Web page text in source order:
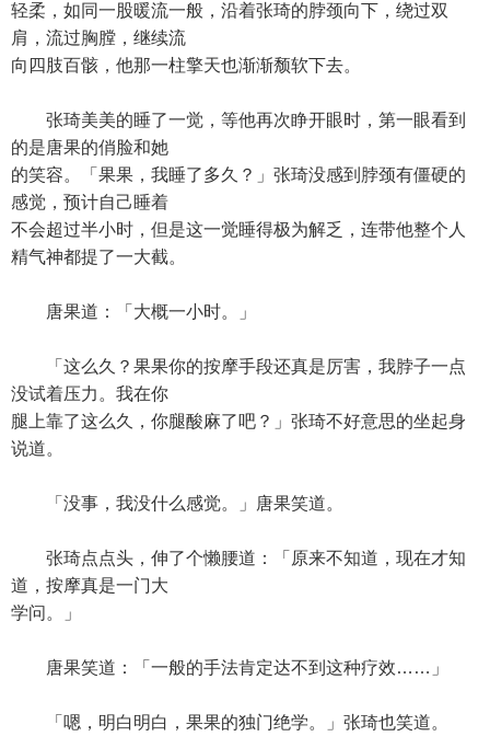
轻柔，如同一股暖流一般，沿着张琦的脖颈向下，绕过双
肩，流过胸膛，继续流
向四肢百骸，他那一柱擎天也渐渐颓软下去。
张琦美美的睡了一觉，等他再次睁开眼时，第一眼看到
的是唐果的俏脸和她
的笑容。「果果，我睡了多久？」张琦没感到脖颈有僵硬的
感觉，预计自己睡着
不会超过半小时，但是这一觉睡得极为解乏，连带他整个人
精气神都提了一大截。
唐果道：「大概一小时。」
「这么久？果果你的按摩手段还真是厉害，我脖子一点
没试着压力。我在你
腿上靠了这么久，你腿酸麻了吧？」张琦不好意思的坐起身
说道。
「没事，我没什么感觉。」唐果笑道。
张琦点点头，伸了个懒腰道：「原来不知道，现在才知
道，按摩真是一门大
学问。」
唐果笑道：「一般的手法肯定达不到这种疗效……」
「嗯，明白明白，果果的独门绝学。」张琦也笑道。